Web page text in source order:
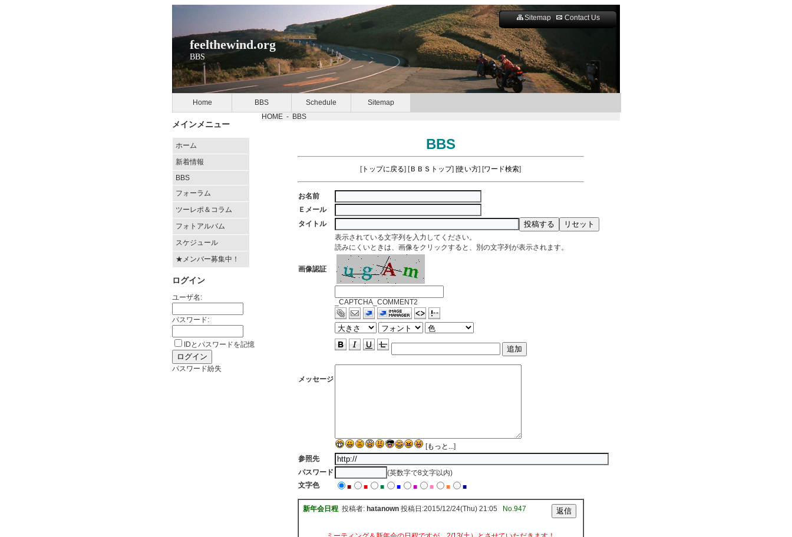
feelthewind.org
BBS
Sitemap Contact Us
Home BBS Schedule Sitemap
メインメニュー
ホーム
新着情報
BBS
フォーラム
ツーレポ＆コラム
フォトアルバム
スケジュール
★メンバー募集中！
ログイン
ユーザ名:
パスワード:
IDとパスワードを記憶
パスワード紛失
HOME - BBS
BBS
[トップに戻る] [ＢＢＳトップ] [使い方] [ワード検索]
お名前
Ｅメール
タイトル
画像認証
表示されている文字列を入力してください。
読みにくいときは、画像をクリックすると、別の文字列が表示されます。
_CAPTCHA_COMMENT2
メッセージ
[もっと...]
参照先
パスワード
(英数字で8文字以内)
文字色
■ ■ ■ ■ ■ ■ ■ ■
新年会日程 投稿者:hatanown 投稿日:2015/12/24(Thu) 21:05 No.947